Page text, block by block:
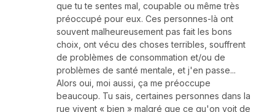
que tu te sentes mal, coupable ou même très
préoccupé pour eux. Ces personnes-là ont
souvent malheureusement pas fait les bons
choix, ont vécu des choses terribles, souffrent
de problèmes de consommation et/ou de
problèmes de santé mentale, et j'en passe...
Alors oui, moi aussi, ça me préoccupe
beaucoup. Tu sais, certaines personnes dans la
rue vivent « bien » malgré que ce qu'on voit de